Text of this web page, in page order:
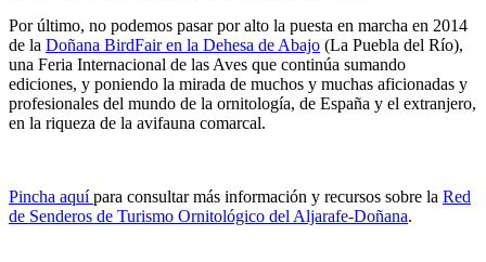
Por último, no podemos pasar por alto la puesta en marcha en 2014
de la Doñana BirdFair en la Dehesa de Abajo (La Puebla del Río),
una Feria Internacional de las Aves que continúa sumando
ediciones, y poniendo la mirada de muchos y muchas aficionadas y
profesionales del mundo de la ornitología, de España y el extranjero,
en la riqueza de la avifauna comarcal.
Pincha aquípara consultar más información y recursos sobre la Red
de Senderos de Turismo Ornitológico del Aljarafe-Doñana.